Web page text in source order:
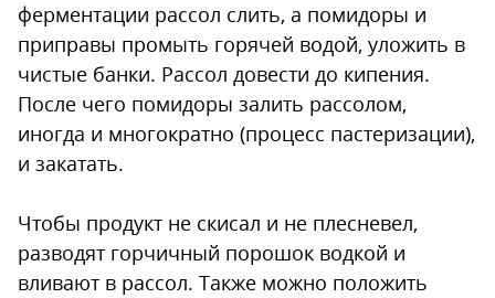
ферментации рассол слить, а помидоры и
приправы промыть горячей водой, уложить в
чистые банки. Рассол довести до кипения.
После чего помидоры залить рассолом,
иногда и многократно (процесс пастеризации),
и закатать.
Чтобы продукт не скисал и не плесневел,
разводят горчичный порошок водкой и
вливают в рассол. Также можно положить